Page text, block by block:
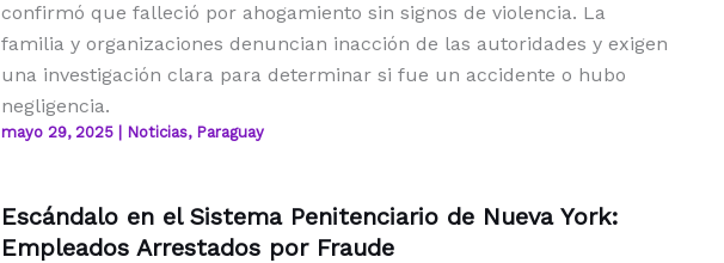
confirmó que falleció por ahogamiento sin signos de violencia. La
familia y organizaciones denuncian inacción de las autoridades y exigen
una investigación clara para determinar si fue un accidente o hubo
negligencia.
mayo 29, 2025 Noticias, Paraguay
Escándalo en el Sistema Penitenciario de Nueva York:
Empleados Arrestados por Fraude